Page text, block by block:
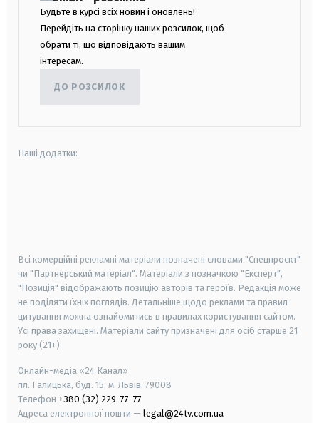
Будьте в курсі всіх новин і оновлень!
Перейдіть на сторінку наших розсилок, щоб
обрати ті, що відповідають вашим
інтересам.
ДО РОЗСИЛОК
Наші додатки:
Всі комерційні рекламні матеріали позначені словами "Спецпроєкт"
чи "Партнерський матеріал". Матеріали з позначкою "Експерт",
"Позиція" відображають позицію авторів та героїв. Редакція може
не поділяти їхніх поглядів. Детальніше щодо реклами та правил
цитування можна ознайомитись в правилах користування сайтом.
Усі права захищені. Матеріали сайту призначені для осіб старше 21
року (21+)
Онлайн-медіа «24 Канал»
пл. Галицька, буд. 15, м. Львів, 79008
Телефон +380 (32) 229-77-77
Адреса електронної пошти — legal@24tv.com.ua